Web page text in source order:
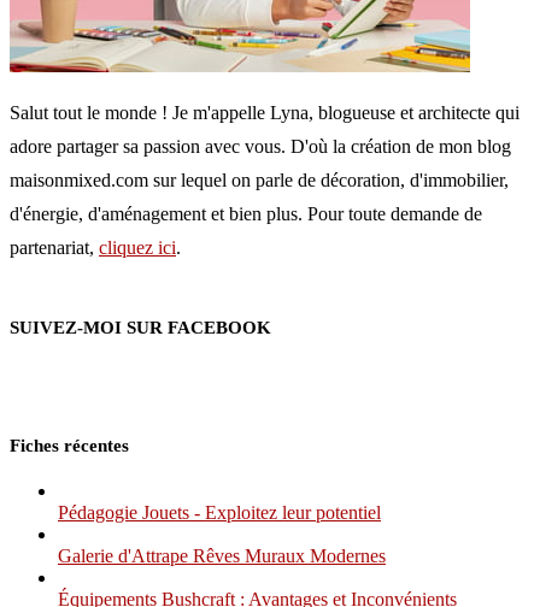
Salut tout le monde ! Je m'appelle Lyna, blogueuse et architecte qui
adore partager sa passion avec vous. D'où la création de mon blog
maisonmixed.com sur lequel on parle de décoration, d'immobilier,
d'énergie, d'aménagement et bien plus. Pour toute demande de
partenariat, cliquez ici.
SUIVEZ-MOI SUR FACEBOOK
Fiches récentes
Pédagogie Jouets - Exploitez leur potentiel
Galerie d'Attrape Rêves Muraux Modernes
Équipements Bushcraft : Avantages et Inconvénients